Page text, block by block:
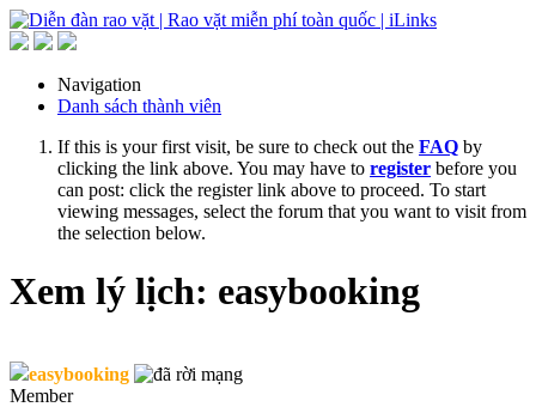
Navigation
Danh sách thành viên
If this is your first visit, be sure to check out the FAQ by
clicking the link above. You may have to register before you
can post: click the register link above to proceed. To start
viewing messages, select the forum that you want to visit from
the selection below.
Xem lý lịch: easybooking
easybooking
Member